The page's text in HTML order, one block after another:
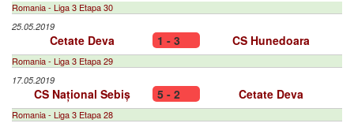
Romania - Liga 3 Etapa 30
25.05.2019
Cetate Deva 1 - 3 CS Hunedoara
Romania - Liga 3 Etapa 29
17.05.2019
CS Național Sebiș 5 - 2 Cetate Deva
Romania - Liga 3 Etapa 28